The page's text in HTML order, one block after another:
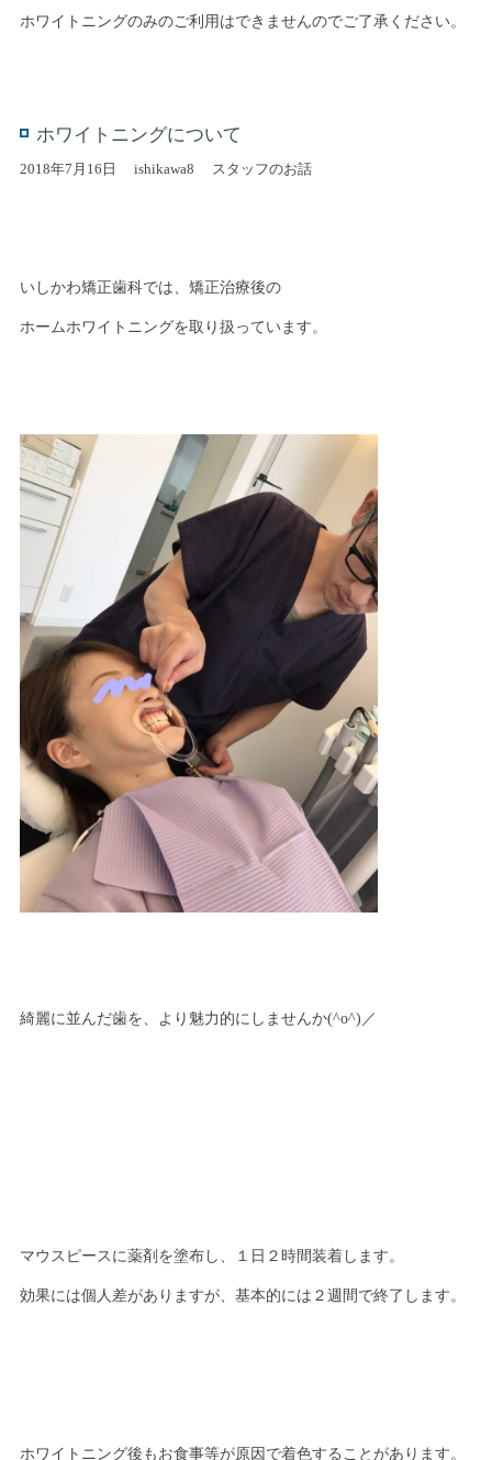
ホワイトニングのみのご利用はできませんのでご了承ください。
ホワイトニングについて
2018年7月16日 ishikawa8 スタッフのお話
いしかわ矯正歯科では、矯正治療後の
ホームホワイトニングを取り扱っています。
綺麗に並んだ歯を、より魅力的にしませんか(^o^)／
マウスピースに薬剤を塗布し、１日２時間装着します。
効果には個人差がありますが、基本的には２週間で終了します。
ホワイトニング後もお食事等が原因で着色することがあります。